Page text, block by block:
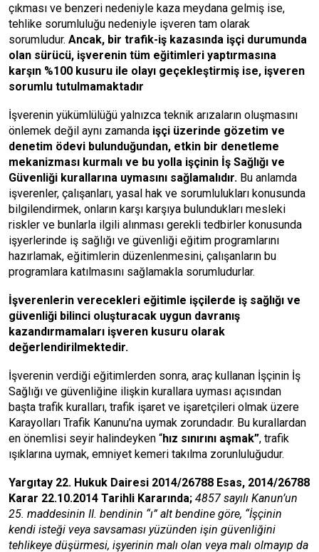
çıkması ve benzeri nedeniyle kaza meydana gelmiş ise,
tehlike sorumluluğu nedeniyle işveren tam olarak
sorumludur. Ancak, bir trafik-iş kazasında işçi durumunda
olan sürücü, işverenin tüm eğitimleri yaptırmasına
karşın %100 kusuru ile olayı geçekleştirmiş ise, işveren
sorumlu tutulmamaktadır
İşverenin yükümlülüğü yalnızca teknik arızaların oluşmasını
önlemek değil aynı zamanda işçi üzerinde gözetim ve
denetim ödevi bulunduğundan, etkin bir denetleme
mekanizması kurmalı ve bu yolla işçinin İş Sağlığı ve
Güvenliği kurallarına uymasını sağlamalıdır. Bu anlamda
işverenler, çalışanları, yasal hak ve sorumlulukları konusunda
bilgilendirmek, onların karşı karşıya bulundukları mesleki
riskler ve bunlarla ilgili alınması gerekli tedbirler konusunda
işyerlerinde iş sağlığı ve güvenliği eğitim programlarını
hazırlamak, eğitimlerin düzenlenmesini, çalışanların bu
programlara katılmasını sağlamakla sorumludurlar.
İşverenlerin verecekleri eğitimle işçilerde iş sağlığı ve
güvenliği bilinci oluşturacak uygun davranış
kazandırmamaları işveren kusuru olarak
değerlendirilmektedir.
İşverenin verdiği eğitimlerden sonra, araç kullanan İşçinin İş
Sağlığı ve güvenliğine ilişkin kurallara uyması açısından
başta trafik kuralları, trafik işaret ve işaretçileri olmak üzere
Karayolları Trafik Kanunu’na uymak zorundadır. Bu kurallardan
en önemlisi seyir halindeyken “hız sınırını aşmak”, trafik
ışıklarına uymak, emniyet kemeri takılma zorunluluğudur.
Yargıtay 22. Hukuk Dairesi 2014/26788 Esas, 2014/26788
Karar 22.10.2014 Tarihli Kararında; 4857 sayılı Kanun’un
25. maddesinin II. bendinin “ı” alt bendine göre, “İşçinin
kendi isteği veya savsaması yüzünden işin güvenliğini
tehlikeye düşürmesi, işyerinin malı olan veya malı olmayıp da